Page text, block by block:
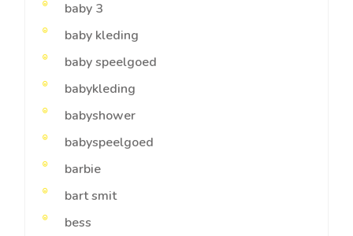
baby 3
baby kleding
baby speelgoed
babykleding
babyshower
babyspeelgoed
barbie
bart smit
bess